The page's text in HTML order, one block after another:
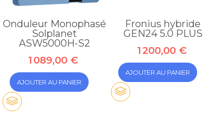
Onduleur Monophasé
Solplanet
ASW5000H-S2
1 089,00 €
AJOUTER AU PANIER
Fronius hybride
GEN24 5.0 PLUS
1 200,00 €
AJOUTER AU PANIER